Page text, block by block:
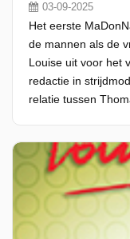
03-09-2025
Het eerste
de mannen als de
Louise uit voor het
redactie in
relatie tussen